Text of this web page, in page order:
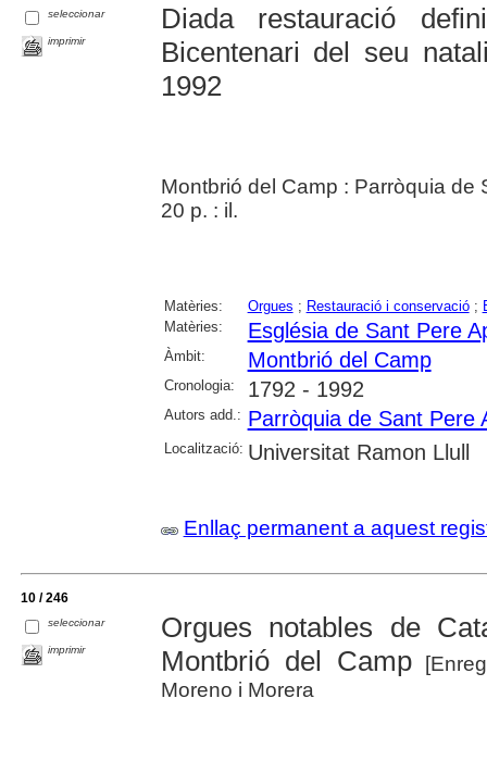
seleccionar
imprimir
Diada restauració
Bicentenari del seu
1992
Montbrió del Camp : Parròquia de
20 p. : il.
Matèries: Orgues ; Restauració i conservació;
Matèries:
Església de Sant Pere
Àmbit: Montbrió del Camp
Cronologia: 1792 - 1992
Autors add.: Parròquia de Sant Pere
Localització: Universitat Ramon Llull
Enllaç permanent a aquest
10 / 246
seleccionar
imprimir
Orgues notables de
Montbrió del Camp
Moreno i Morera